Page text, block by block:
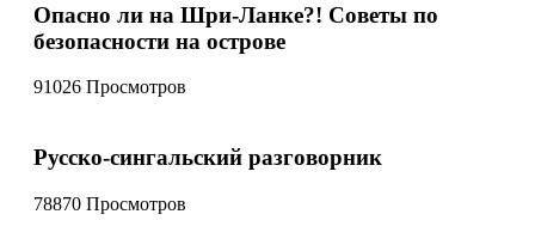
Опасно ли на Шри-Ланке?! Советы по
безопасности на острове
91026 Просмотров
Русско-сингальский разговорник
78870 Просмотров